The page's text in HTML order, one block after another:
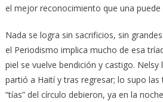
el mejor reconocimiento que una puede
Nada se logra sin sacrificios, sin
el Periodismo implica mucho de esa
piel se vuelve bendición y castigo.
partió a Haití y tras regresar; lo supo las
“tías” del círculo debieron, ya en la